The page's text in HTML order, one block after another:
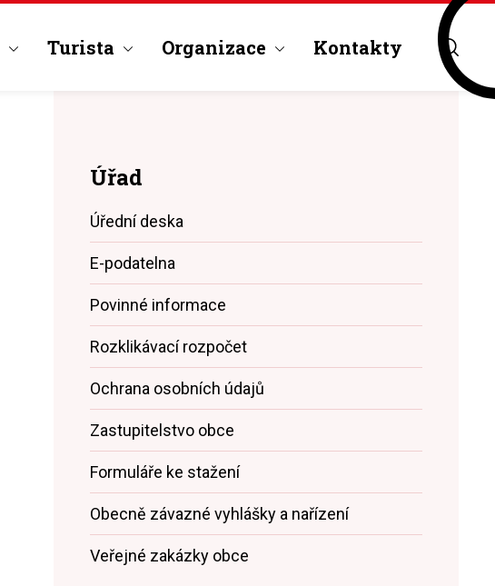
Turista Organizace Kontakty
Úřad
Úřední deska
E-podatelna
Povinné informace
Rozklikávací rozpočet
Ochrana osobních údajů
Zastupitelstvo obce
Formuláře ke stažení
Obecně závazné vyhlášky a nařízení
Veřejné zakázky obce